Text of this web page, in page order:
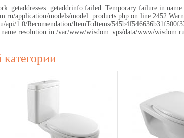
getaddrinfo failed: Temporary failure in
application/models/model_products.php on line 2452
1.0/Recomendation/ItemToItems/
resolution in /var/www/wisdom_vps/data/www/